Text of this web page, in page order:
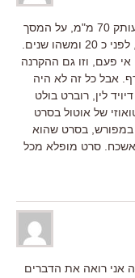
גם אני זכיתי לראות את לורנס על מסך ענק בעותק 70 מ"מ, על המסך
הענק הענק של האודיאון מארבל ארץ' בלונדון, לפני כ 20 ומשהו שנים.
אי פעם, וזו גם ההקרנה
אבל כל זה לא היה
לין, רוברט בולט
של אוטול בסרט
בסרט שהוא
אשכח. סרט מופלא מכל
אני רואה את הדברים